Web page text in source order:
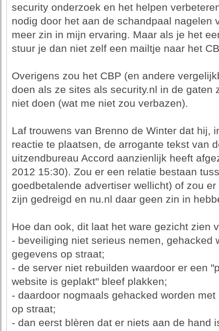
security onderzoek en het helpen
nodig door het aan de schandpaal nagelen
meer zin in mijn ervaring. Maar als je het
stuur je dan niet zelf een mailtje naar het
Overigens zou het CBP (en andere
doen als ze sites als security.nl in de gaten
niet doen (wat me niet zou verbazen).
Laf trouwens van Brenno de Winter dat hij,
reactie te plaatsen, de arrogante tekst van
uitzendbureau Accord aanzienlijk heeft
2012 15:30). Zou er een relatie bestaan
goedbetalende advertiser wellicht) of zou
zijn gedreigd en nu.nl daar geen zin in
Hoe dan ook, dit laat het ware gezicht zien
- beveiliging niet serieus nemen, gehacked
gegevens op straat;
- de server niet rebuilden waardoor er een
website is geplakt" bleef plakken;
- daardoor nogmaals gehacked worden
op straat;
- dan eerst blèren dat er niets aan de hand